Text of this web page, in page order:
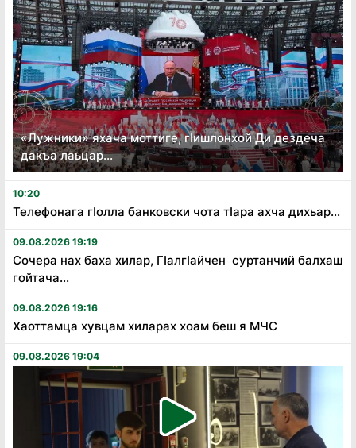
«Лужники» яхача моттиге, гӏишлонхой Ди дездеча
дакъа лаьцар...
10:20
Телефонага гӏолла банковски чота тӏара ахча дихьар...
09.08.2026 19:19
Сочера нах баха хилар, Гӏалгӏайчен суртанчий балхаш
гойтача...
09.08.2026 19:16
Хаоттамца хувцам хиларах хоам беш я МЧС
09.08.2026 19:04